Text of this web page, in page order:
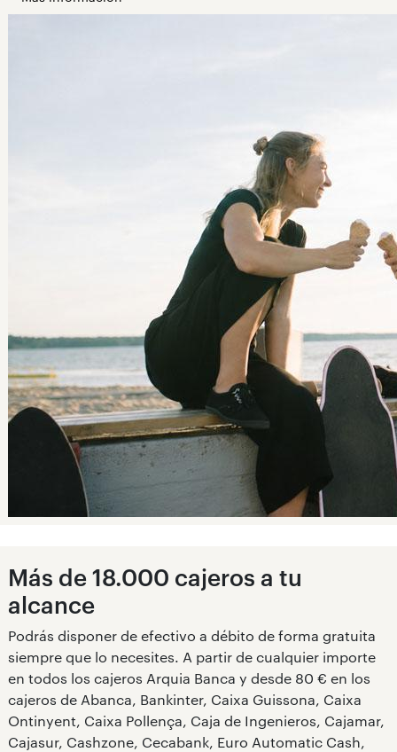
Más de 18.000 cajeros a tu
alcance
Podrás disponer de efectivo a débito de forma gratuita
siempre que lo necesites. A partir de cualquier importe
en todos los cajeros Arquia Banca y desde 80 € en los
cajeros de Abanca, Bankinter, Caixa Guissona, Caixa
Ontinyent, Caixa Pollença, Caja de Ingenieros, Cajamar,
Cajasur, Cashzone, Cecabank, Euro Automatic Cash,